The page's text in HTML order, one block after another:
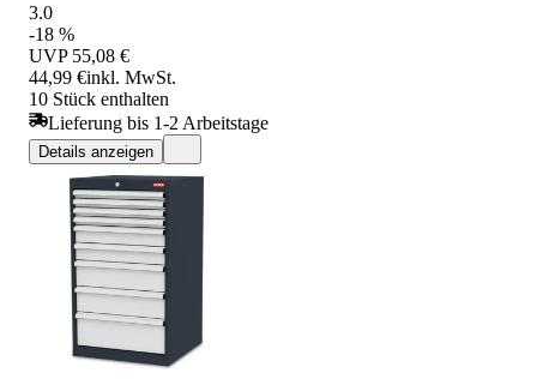
3.0
-18 %
UVP 55,08 €
44,99 €inkl. MwSt.
10 Stück enthalten
Lieferung bis 1-2 Arbeitstage
Details anzeigen